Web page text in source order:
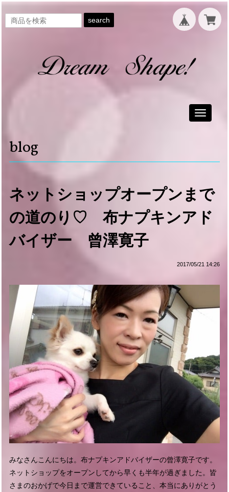
search
Toggle
blog
ネットショップオープンまで
の道のり♡ 布ナプキンアド
バイザー 曾澤寛子
2017/05/21 14:26
みなさんこんにちは。布ナプキンアドバイザーの曾澤寛子です。
ネットショップをオープンしてから早くも半年が過ぎました。皆
さまのおかげで今日まで運営できていること、本当にありがとう